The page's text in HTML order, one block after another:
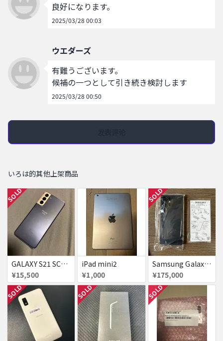
良好になります。
2025/03/28 00:03
ウエダーズ
有難うございます。
候補の一つとして引き続き検討します
2025/03/28 00:50
いろは的其他上架商品
SOLD
GALAXY S21 SC-51B SiMフリー
¥15,500
iPad mini2
¥1,000
SOLD
Samsung Galaxy S25 Ultra SiMフリー ブラック 1TB
¥175,000
SOLD SOLD SOLD